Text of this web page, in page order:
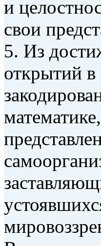
и
свои
5. Из
открытий в